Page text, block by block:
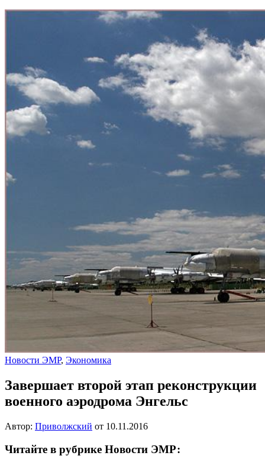
Новости ЭМР, Экономика
Завершает второй этап реконструкции
военного аэродрома Энгельс
Автор: Приволжский от 10.11.2016
Читайте в рубрике Новости ЭМР: